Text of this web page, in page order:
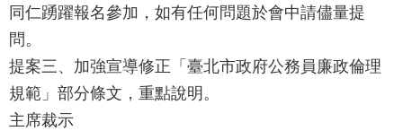
政
策
聯
絡
同仁踴躍報名參加，如有任何問題於會中請儘量提
問。
提案三、加強宣導修正「臺北市政府公務員廉政倫理
規範」部分條文，重點說明。
主席裁示